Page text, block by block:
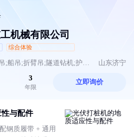
机械有限公司
综合体验
山东济宁
;船吊;折臂吊;隧道钻机;护坡
3
年限
立即询价
与配件
钢质履带 + 通用